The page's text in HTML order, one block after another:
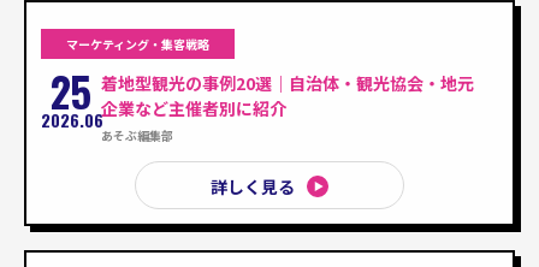
マーケティング・集客戦略
25
2026.06
着地型観光の事例20選｜自治体・観光協会・地元
企業など主催者別に紹介
あそぶ編集部
詳しく見る